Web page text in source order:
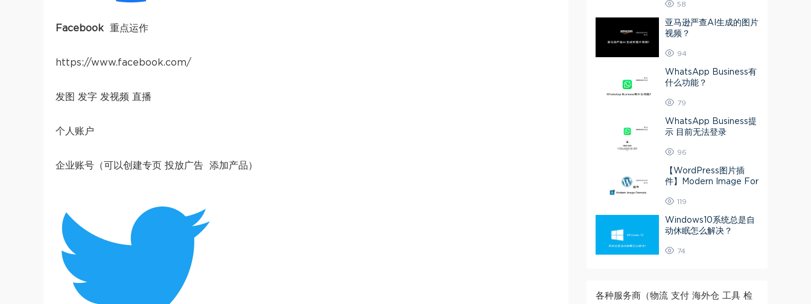
Facebook 重点运作
https://www.facebook.com/
发图 发字 发视频 直播
个人账户
企业账号（可以创建专页 投放广告 添加产品）
58
亚马逊严查AI生成的图片
视频？
94
WhatsApp Business有
什么功能？
79
WhatsApp Business提
示 目前无法登录
96
【WordPress图片插
件】Modern Image For
VIF或Webp
119
Windows10系统总是自
动休眠怎么解决？
74
各种服务商（物流 支付 海外仓 工具 检